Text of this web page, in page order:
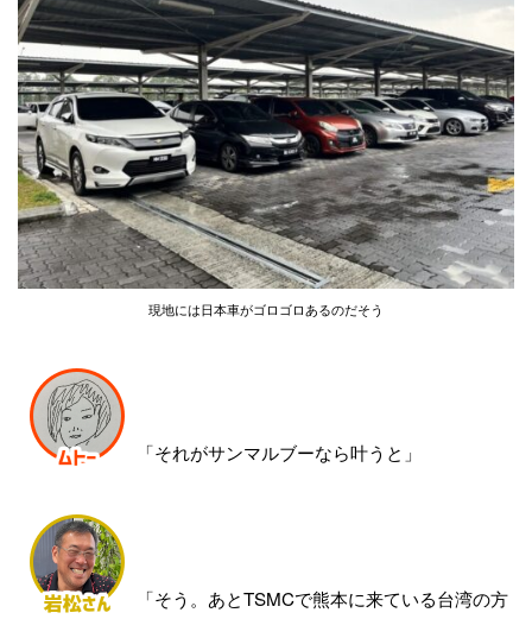
現地には日本車がゴロゴロあるのだそう
「それがサンマルブーなら叶うと」
「そう。あとTSMCで熊本に来ている台湾の方